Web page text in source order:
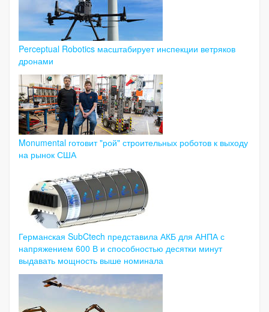
Perceptual Robotics масштабирует инспекции ветряков
дронами
Monumental готовит "рой" строительных роботов к выходу
на рынок США
Германская SubCtech представила АКБ для АНПА с
напряжением 600 В и способностью десятки минут
выдавать мощность выше номинала